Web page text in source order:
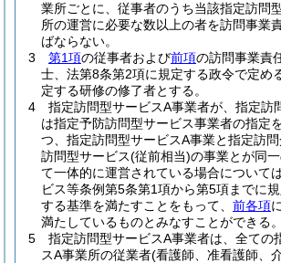
業所ごとに、従事者のうち当該指定訪問
所の運営に必要な数以上の者を訪問事業
ばならない。
3
第1項の従事者および前項の訪問事業責
士、法第8条第2項に規定する政令で定め
定する研修の修了者とする。
4
指定訪問型サービスA事業者が、指定訪
は指定予防訪問型サービス事業者の指定
つ、指定訪問型サービスA事業と指定訪
訪問型サービス(従前相当)の事業とが同
て一体的に運営されている場合について
ビス等条例第5条第1項から第5項までに
する基準を満たすことをもって、 前各項
満たしているものとみなすことができる。
5
指定訪問型サービスA事業者は、全ての
スA事業所の従業者(看護師、准看護師、